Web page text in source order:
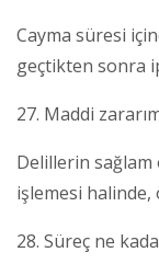
Cayma süresi
geçtikten sonra
27. Maddi
Delillerin sağlam
işlemesi halinde,
28. Süreç ne